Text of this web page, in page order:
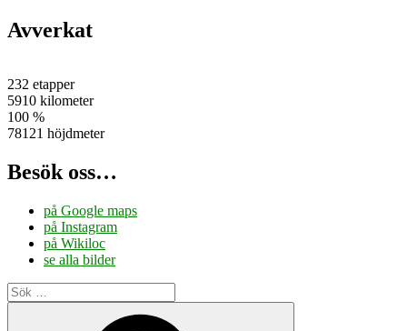
Avverkat
232 etapper
5910 kilometer
100 %
78121 höjdmeter
Besök oss…
på Google maps
på Instagram
på Wikiloc
se alla bilder
Sök
efter: